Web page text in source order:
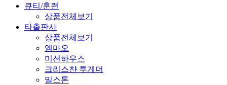
큐티/훈련
상품전체보기
타출판사
상품전체보기
엠마오
미션하우스
크리스챤 투게더
밀스톤